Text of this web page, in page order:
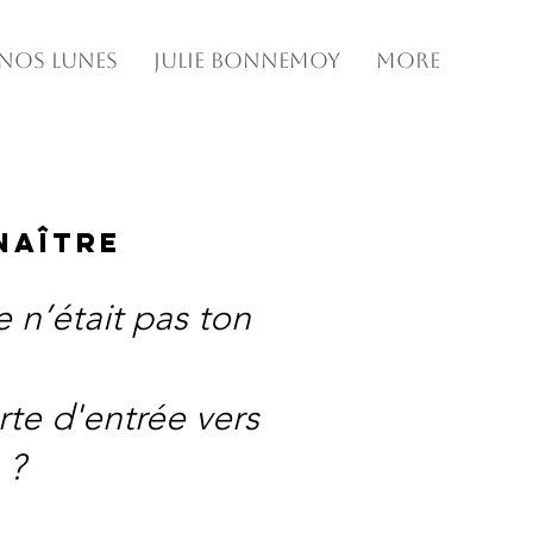
Lunes Julie Bonnemoy More
n’était pas ton
d'entrée vers